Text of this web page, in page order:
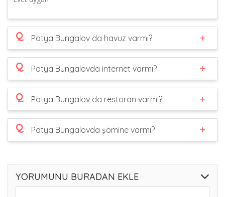
Q Patya Bungalov da havuz varmı?
Q Patya Bungalovda internet varmı?
Q Patya Bungalov da restoran varmı?
Q Patya Bungalovda şömine varmı?
YORUMUNU BURADAN EKLE